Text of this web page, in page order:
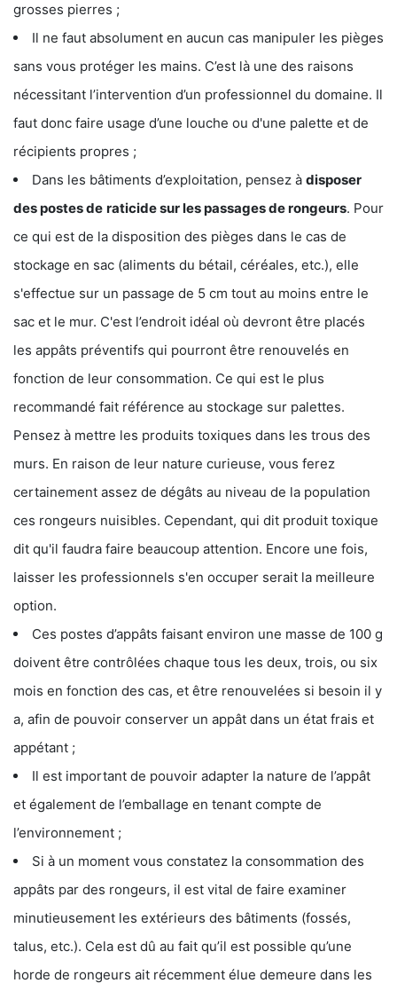
grosses pierres ;
Il ne faut absolument en aucun cas manipuler les pièges
sans vous protéger les mains. C’est là une des raisons
nécessitant l’intervention d’un professionnel du domaine. Il
faut donc faire usage d’une louche ou d'une palette et de
récipients propres ;
Dans les bâtiments d’exploitation, pensez à disposer
des postes de raticide sur les passages de rongeurs. Pour
ce qui est de la disposition des pièges dans le cas de
stockage en sac (aliments du bétail, céréales, etc.), elle
s'effectue sur un passage de 5 cm tout au moins entre le
sac et le mur. C'est l’endroit idéal où devront être placés
les appâts préventifs qui pourront être renouvelés en
fonction de leur consommation. Ce qui est le plus
recommandé fait référence au stockage sur palettes.
Pensez à mettre les produits toxiques dans les trous des
murs. En raison de leur nature curieuse, vous ferez
certainement assez de dégâts au niveau de la population
ces rongeurs nuisibles. Cependant, qui dit produit toxique
dit qu'il faudra faire beaucoup attention. Encore une fois,
laisser les professionnels s'en occuper serait la meilleure
option.
Ces postes d’appâts faisant environ une masse de 100 g
doivent être contrôlées chaque tous les deux, trois, ou six
mois en fonction des cas, et être renouvelées si besoin il y
a, afin de pouvoir conserver un appât dans un état frais et
appétant ;
Il est important de pouvoir adapter la nature de l’appât
et également de l’emballage en tenant compte de
l’environnement ;
Si à un moment vous constatez la consommation des
appâts par des rongeurs, il est vital de faire examiner
minutieusement les extérieurs des bâtiments (fossés,
talus, etc.). Cela est dû au fait qu’il est possible qu’une
horde de rongeurs ait récemment élue demeure dans les